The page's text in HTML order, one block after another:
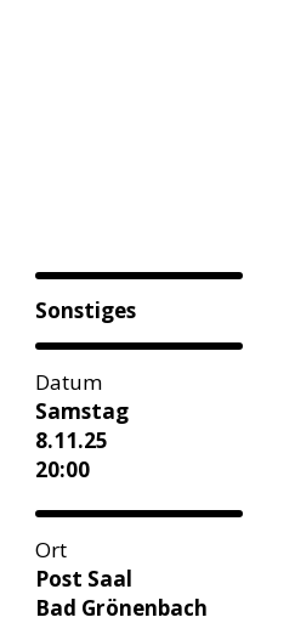
Sonstiges
Datum
Samstag
8.11.25
20:00
Ort
Post Saal
Bad Grönenbach